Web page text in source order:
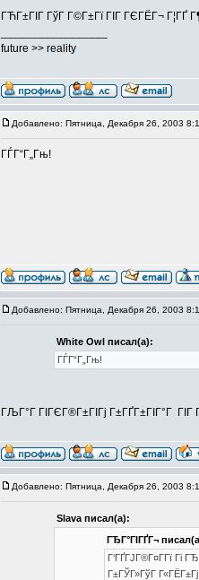
ГЋГ±ГІГ ГўГ Г©Г±Гї ГІГ ГЄГЁГ¬ Г¦ГҐ
future >> reality
Добавлено: Пятница, Декабря 26, 2003
ГЃГ“Г„Гњ!
Добавлено: Пятница, Декабря 26, 2003
White Owl писал(а):
ГЃГ“Г„Гњ!
ГЉГ°Г ГІГЄГ®Г±ГІГј Г±ГҐГ±ГІГ°Г ГІГ
Добавлено: Пятница, Декабря 26, 2003
Slava писал(а):
ГЂГ°ГІГҐГ¬
Г‘ГҐГЈГ®Г¤Г­Гї Гі
Г±ГЎГ»ГўГ